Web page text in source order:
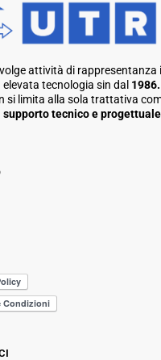
attività di rappresentanza
tecnologia sin dal 1986.
si limita alla sola trattativa
supporto tecnico e progettuale